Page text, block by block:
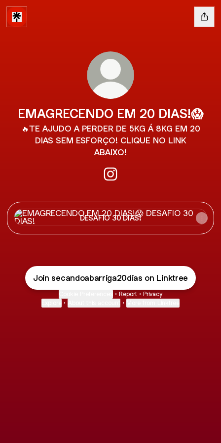
EMAGRECENDO EM 20 DIAS!😱
🔥TE AJUDO A PERDER DE 5KG Á 8KG EM 20
DIAS SEM ESFORÇO! CLIQUE NO LINK
ABAIXO!
DESAFIO 30 DIAS!
DESAFIO 30 DIAS!
Join secandoabarriga20dias on Linktree
• Report • Privacy
• •